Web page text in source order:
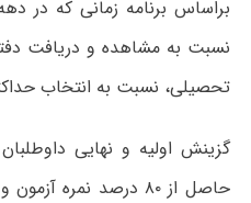
براساس برنامه زمانی که در
نسبت به مشاهده و دریافت
تحصیلی، نسبت به انتخاب حداکثر ۱۰۰ کد رشته اقدام
گزینش اولیه و نهایی